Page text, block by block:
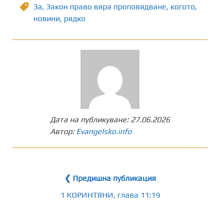
Зa, Закон право вяра проповядване, когото,
новини, рядко
Дата на публикуване: 27.06.2026
Автор: Evangelsko.info
❮ Предишна публикация
1 КОРИНТЯНИ, глава 11:19